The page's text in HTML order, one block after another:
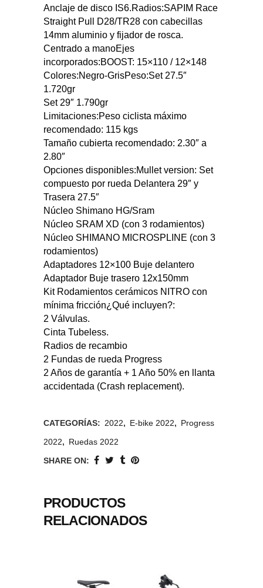
Anclaje de disco IS6.Radios:SAPIM Race
Straight Pull D28/TR28 con cabecillas
14mm aluminio y fijador de rosca.
Centrado a manoEjes
incorporados:BOOST: 15×110 / 12×148
Colores:Negro-GrisPeso:Set 27.5″
1.720gr
Set 29″ 1.790gr
Limitaciones:Peso ciclista máximo
recomendado: 115 kgs
Tamaño cubierta recomendado: 2.30″ a
2.80″
Opciones disponibles:Mullet version: Set
compuesto por rueda Delantera 29″ y
Trasera 27.5″
Núcleo Shimano HG/Sram
Núcleo SRAM XD (con 3 rodamientos)
Núcleo SHIMANO MICROSPLINE (con 3
rodamientos)
Adaptadores 12×100 Buje delantero
Adaptador Buje trasero 12x150mm
Kit Rodamientos cerámicos NITRO con
mínima fricción¿Qué incluyen?:
2 Válvulas.
Cinta Tubeless.
Radios de recambio
2 Fundas de rueda Progress
2 Años de garantía + 1 Año 50% en llanta
accidentada (Crash replacement).
CATEGORÍAS: 2022, E-bike 2022, Progress
2022, Ruedas 2022
SHARE ON:
PRODUCTOS
RELACIONADOS